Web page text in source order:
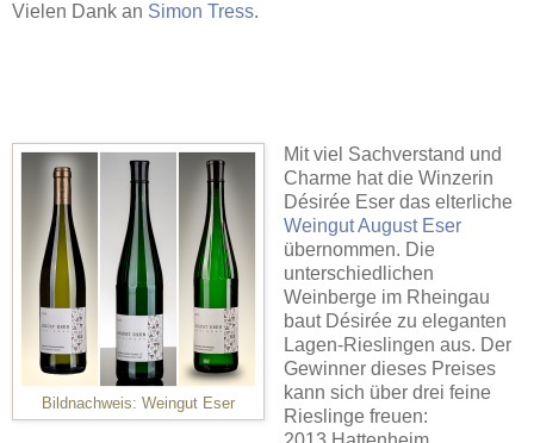
Vielen Dank an Simon Tress.
Bildnachweis: Weingut Eser
Mit viel Sachverstand und
Charme hat die Winzerin
Désirée Eser das elterliche
Weingut August Eser
übernommen. Die
unterschiedlichen
Weinberge im Rheingau
baut Désirée zu eleganten
Lagen-Rieslingen aus. Der
Gewinner dieses Preises
kann sich über drei feine
Rieslinge freuen: